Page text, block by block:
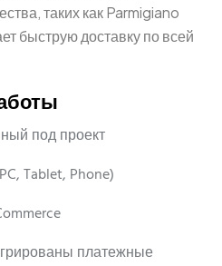
таких как Parmigiano
быструю доставку по всей
под проект
Tablet, Phone)
платежные